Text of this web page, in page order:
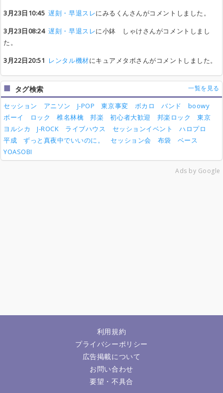
3月23日10:45 遅刻・早退スレにみるくんさんがコメントしました。
3月23日08:24 遅刻・早退スレに小鉢 しゃけさんがコメントしまし
た。
3月22日20:51 レンタル機材にキュアメタボさんがコメントしました。
タグ検索 一覧を見る
セッション アニソン J-POP 東京事変 ボカロ バンド
boowy
ボーイ
ロック 椎名林檎 邦楽 初心者大歓迎 邦楽ロック
東京
ヨルシカ
J-ROCK ライブハウス セッションイベント
ハロプロ
平成
ずっと真夜中でいいのに。 セッション会 布袋
ベース
YOASOBI
Ads by Google
利用規約
プライバシーポリシー
広告掲載について
お問い合わせ
要望・不具合